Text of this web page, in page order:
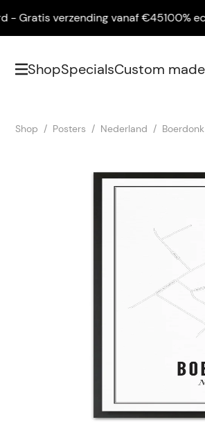
verzending vanaf €45100% eco
ShopSpecialsCustom made
Shop Posters Nederland Boerdonk